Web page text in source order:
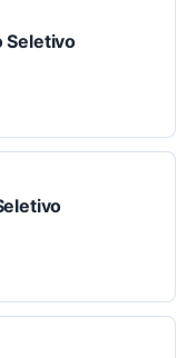
Seletivo